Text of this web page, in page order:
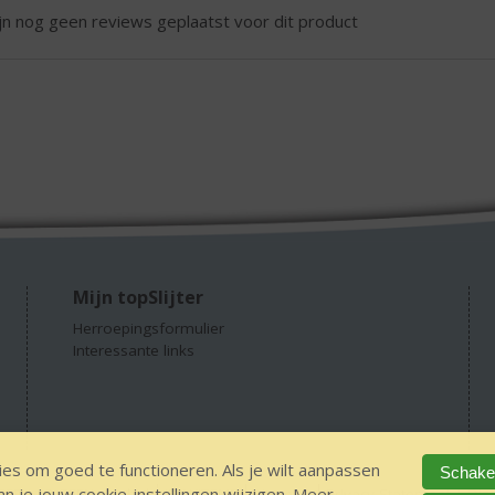
nog geen reviews geplaatst voor dit product
Mijn topSlijter
Herroepingsformulier
Interessante links
om goed te functioneren. Als je wilt aanpassen